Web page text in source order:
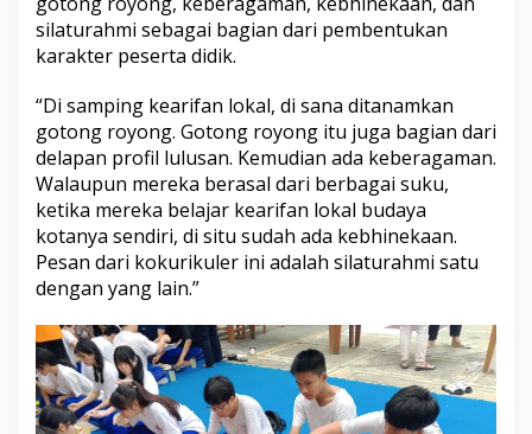
silaturahmi sebagai bagian dari pembentukan
karakter peserta didik.
“Di samping kearifan lokal, di sana ditanamkan
gotong royong. Gotong royong itu juga bagian dari
delapan profil lulusan. Kemudian ada keberagaman.
Walaupun mereka berasal dari berbagai suku,
ketika mereka belajar kearifan lokal budaya
kotanya sendiri, di situ sudah ada kebhinekaan.
Pesan dari kokurikuler ini adalah silaturahmi satu
dengan yang lain.”